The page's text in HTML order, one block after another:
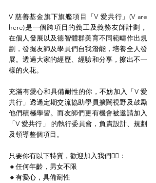
V 慈善基金旗下旗艦項目「V 愛共行」(V are
here)是一個跨項目的義工及義務友師計劃，
在個人發展以及德智體群美育不同範疇作出規
劃，發掘友師及學員們自我潛能，培養全人發
展。透過大家的經歷、經驗和分享，擦出不一
樣的火花。
充滿有愛心和具備耐性的你，不妨加入「V 愛
共行」透過定期交流協助學員擴闊視野及鼓勵
他們積極學習。而友師們更有機會被邀請加入
「V 愛共行」 的執行委員會，負責設計、規劃
及領導整個項目。
只要你有以下特質，歡迎加入我們✋🏻：
🔸任何年齡，男女不限
🔸有愛心，具備耐性